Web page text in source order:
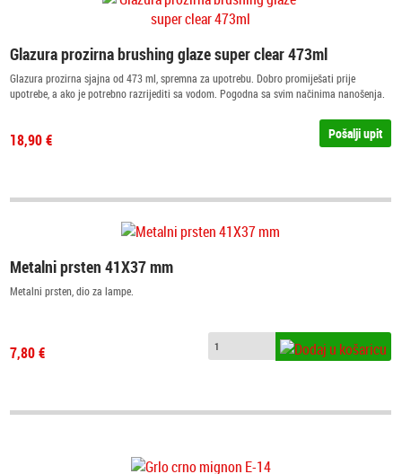
Glazura prozirna brushing glaze super clear 473ml
Glazura prozirna sjajna od 473 ml, spremna za upotrebu. Dobro promiješati prije
upotrebe, a ako je potrebno razrijediti sa vodom. Pogodna sa svim načinima nanošenja.
18,90 € Pošalji upit
Metalni prsten 41X37 mm
Metalni prsten, dio za lampe.
7,80 €